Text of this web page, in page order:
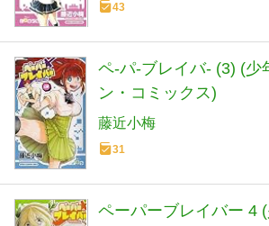
43
ペ-パ-ブレイバ- (3) (少
ン・コミックス)
藤近小梅
31
ペーパーブレイバー 4